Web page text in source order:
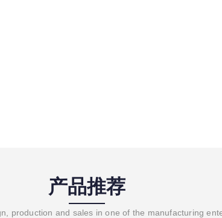
产品推荐
production and sales in one of the manufacturing